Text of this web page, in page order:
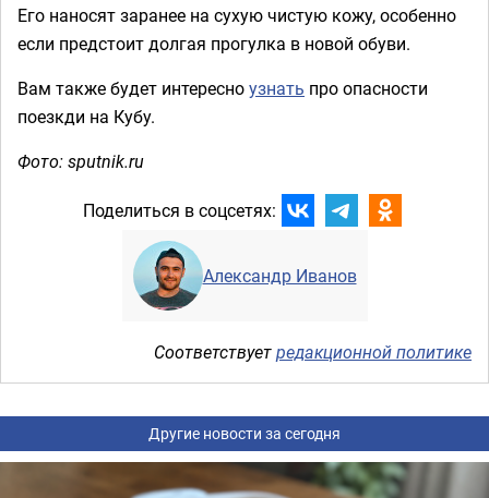
Его наносят заранее на сухую чистую кожу, особенно
если предстоит долгая прогулка в новой обуви.
Вам также будет интересноузнать про опасности
поезкди на Кубу.
Фото: sputnik.ru
Поделиться в соцсетях:
Александр Иванов
Соответствуетредакционной политике
Другие новости за сегодня